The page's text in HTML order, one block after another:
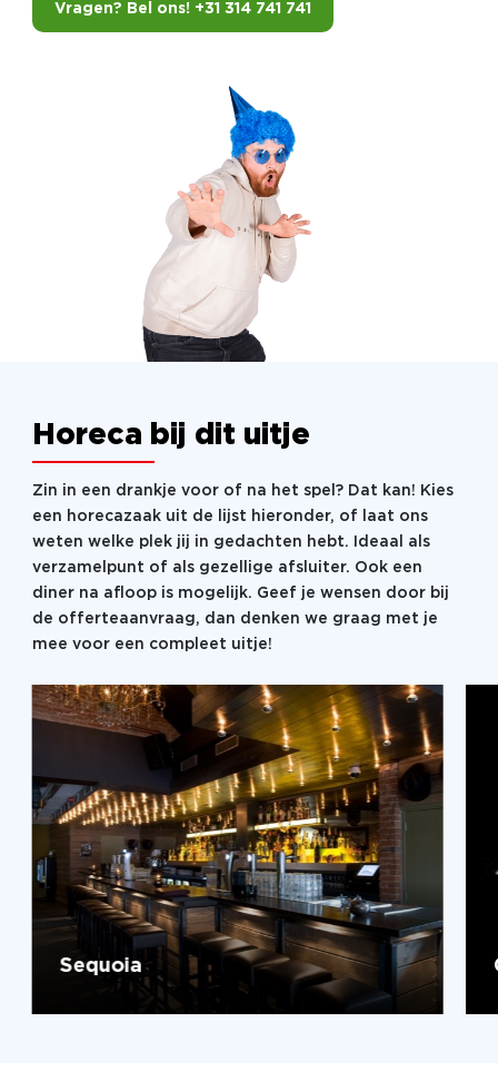
Vragen? Bel ons! +31 314 741 741
Horeca bij dit uitje
Zin in een drankje voor of na het spel? Dat kan! Kies
een horecazaak uit de lijst hieronder, of laat ons
weten welke plek jij in gedachten hebt. Ideaal als
verzamelpunt of als gezellige afsluiter. Ook een
diner na afloop is mogelijk. Geef je wensen door bij
de offerteaanvraag, dan denken we graag met je
mee voor een compleet uitje!
Sequoia